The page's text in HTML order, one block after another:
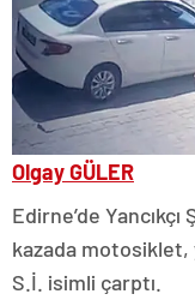
Olgay GÜLER
Edirne’de
kazada motosiklet,
S.İ. isimli çarptı.